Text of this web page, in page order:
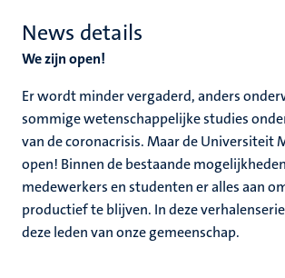
News details
We zijn open!
Er wordt minder vergaderd, anders
sommige wetenschappelijke studies
van de coronacrisis. Maar de Universiteit
open! Binnen de bestaande
medewerkers en studenten er alles aan
productief te blijven. In deze
deze leden van onze gemeenschap.